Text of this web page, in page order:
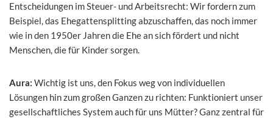
Entscheidungen im Steuer- und Arbeitsrecht: Wir fordern zum
Beispiel, das Ehegattensplitting abzuschaffen, das noch immer
wie in den 1950er Jahren die Ehe an sich fördert und nicht
Menschen, die für Kinder sorgen.
Aura: Wichtig ist uns, den Fokus weg von individuellen
Lösungen hin zum großen Ganzen zu richten: Funktioniert unser
gesellschaftliches System auch für uns Mütter? Ganz zentral für